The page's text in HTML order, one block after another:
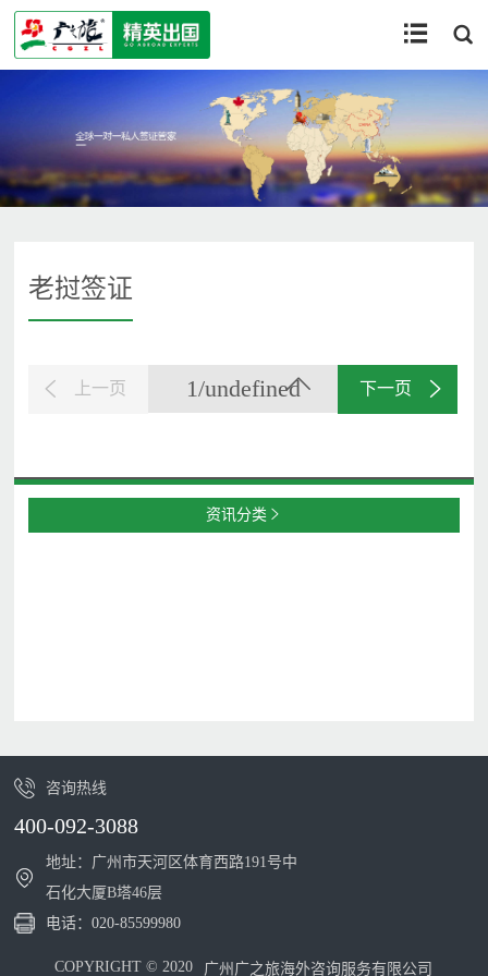
 
老挝签证
上一页 1/undefined 下一页
资讯分类 
咨询热线
400-092-3088
地址：广州市天河区体育西路191号中
石化大厦B塔46层
电话：020-85599980
COPYRIGHT © 2020 广州广之旅海外咨询服务有限公司